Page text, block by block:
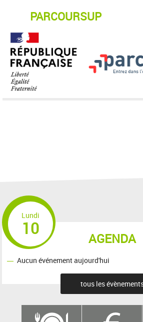
AGENDA
Lundi
10
Aucun événement aujourd'hui
tous les